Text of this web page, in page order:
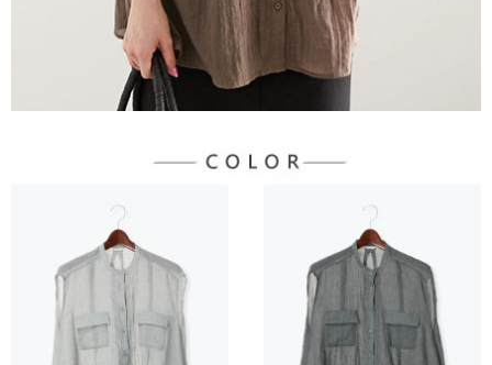
３．未成年的使用者請事先徵得法定代理人或監護人之同意方可使用
「AFTEE先享後付」，若未經同意申辦者引起之損失，本公司不負相關責
４．使用「AFTEE先享後付」時，將依據個別帳號之用戶狀況，依本公司即
時審查核予不同之上限額度；若仍有額度不足之情形，本公司將視審查結果
請求用戶進行身份認證。
每筆NT$90，滿NT$888(含以上)免運費